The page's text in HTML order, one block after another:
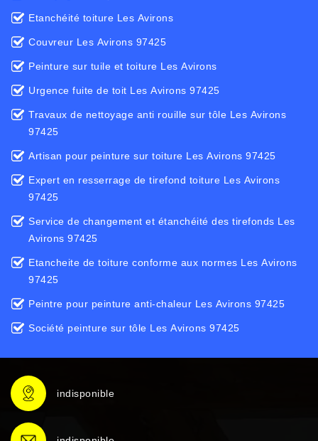
Etanchéité toiture Les Avirons
Couvreur Les Avirons 97425
Peinture sur tuile et toiture Les Avirons
Urgence fuite de toit Les Avirons 97425
Travaux de nettoyage anti rouille sur tôle Les Avirons
97425
Artisan pour peinture sur toiture Les Avirons 97425
Expert en resserrage de tirefond toiture Les Avirons
97425
Service de changement et étanchéité des tirefonds Les
Avirons 97425
Etancheite de toiture conforme aux normes Les Avirons
97425
Peintre pour peinture anti-chaleur Les Avirons 97425
Société peinture sur tôle Les Avirons 97425
indisponible